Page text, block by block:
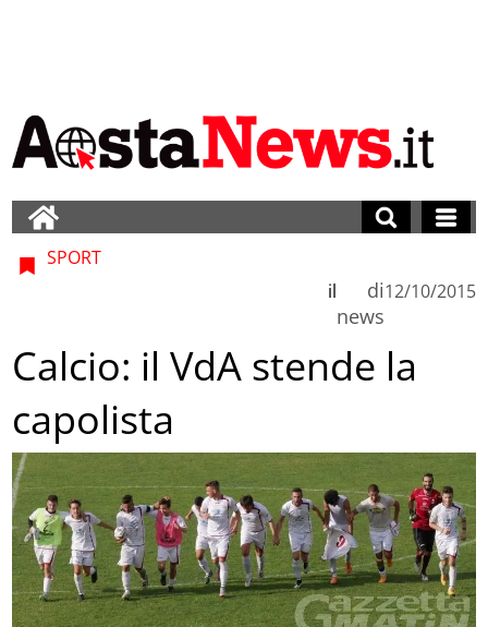
SPORT
di
news
il 12/10/2015
Calcio: il VdA stende la
capolista